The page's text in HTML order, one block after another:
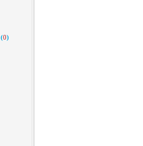
(0)